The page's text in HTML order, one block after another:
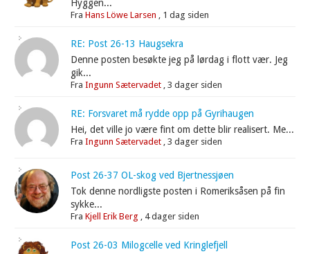
Hyggen...
FraHans Löwe Larsen , 1 dag siden
RE: Post 26-13 Haugsekra
Denne posten besøkte jeg på lørdag i flott vær. Jeg
gik...
FraIngunn Sætervadet ,3 dager siden
RE: Forsvaret må rydde opp på Gyrihaugen
Hei, det ville jo være fint om dette blir realisert. Me...
FraIngunn Sætervadet ,3 dager siden
Post 26-37 OL-skog ved Bjertnessjøen
Tok denne nordligste posten i Romeriksåsen på fin
sykke...
FraKjell Erik Berg 4 dager siden
Post 26-03 Milogcelle ved Kringlefjell